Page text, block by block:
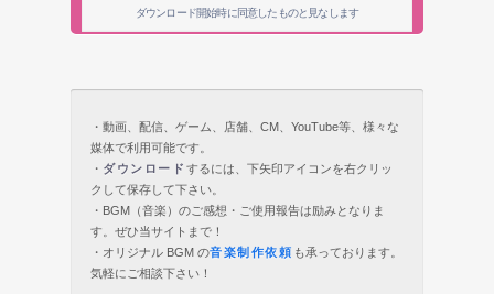
ダウンロード開始時に同意したものと見なします
・動画、配信、ゲーム、店舗、CM、YouTube等、様々な
媒体で利用可能です。
・ ダウンロード するには、下矢印アイコンを右クリッ
クして保存して下さい。
・BGM（音楽）のご感想・ご使用報告は励みとなりま
す。ぜひ当サイトまで！
・オリジナル BGM の音楽制作依頼 も承っております。
気軽にご相談下さい！